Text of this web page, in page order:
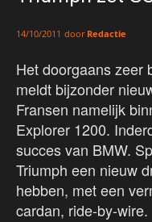
14/10/2011 door Redactie
Het doorgaans zeer
meldt bijzonder
Fransen namelijk
Explorer 1200.
succes van BMW.
Triumph een nieuw
hebben, met een
cardan, ride-by-wire.